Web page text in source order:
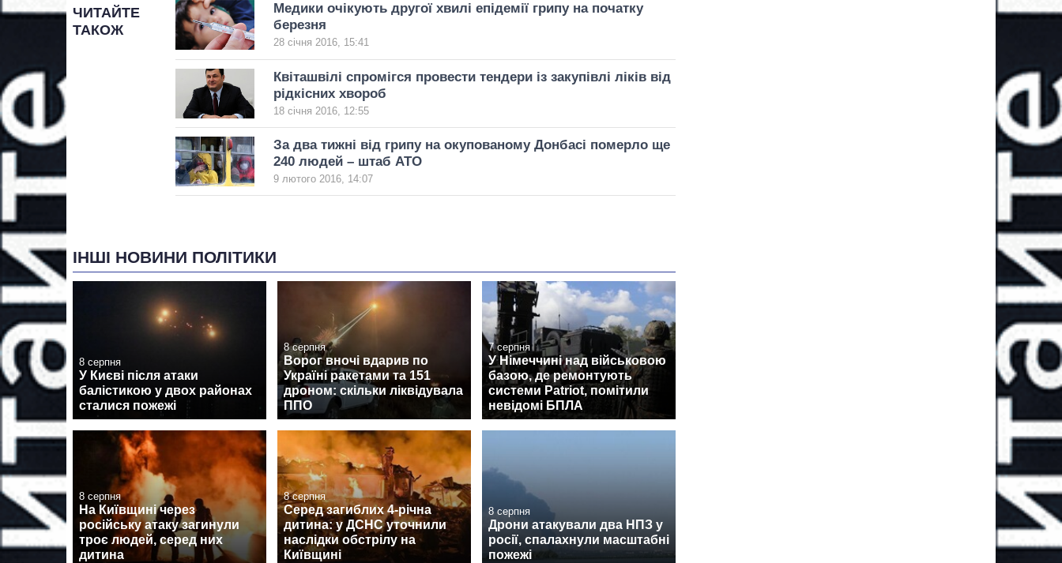
ЧИТАЙТЕ
ТАКОЖ
Медики очікують другої хвилі епідемії грипу на початку
березня
28 січня 2016, 15:41
Квіташвілі спромігся провести тендери із закупівлі ліків від
рідкісних хвороб
18 січня 2016, 12:55
За два тижні від грипу на окупованому Донбасі померло ще
240 людей – штаб АТО
9 лютого 2016, 14:07
ІНШІ НОВИНИ ПОЛІТИКИ
8 серпня
У Києві після атаки
балістикою у двох районах
сталися пожежі
8 серпня
Ворог вночі вдарив по
Україні ракетами та 151
дроном: скільки ліквідувала
ППО
7 серпня
У Німеччині над військовою
базою, де ремонтують
системи Patriot, помітили
невідомі БПЛА
8 серпня
На Київщині через
російську атаку загинули
троє людей, серед них
дитина
8 серпня
Серед загиблих 4-річна
дитина: у ДСНС уточнили
наслідки обстрілу на
Київщині
8 серпня
Дрони атакували два НПЗ у
росії, спалахнули масштабні
пожежі